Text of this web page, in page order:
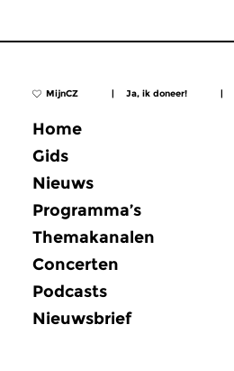
MijnCZ | Ja, ik doneer! |
Home
Gids
Nieuws
Programma’s
Themakanalen
Concerten
Podcasts
Nieuwsbrief